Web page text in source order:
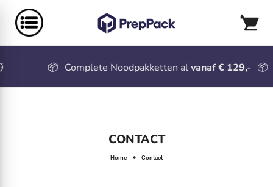
📦 Complete Noodpakketten alvanaf € 129,- 📦
CONTACT
Home Contact